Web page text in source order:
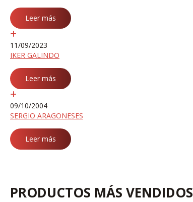
Leer más
11/09/2023
IKER GALINDO
Leer más
09/10/2004
SERGIO ARAGONESES
Leer más
PRODUCTOS MÁS VENDIDOS